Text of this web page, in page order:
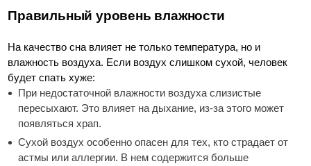
Правильный уровень влажности
На качество сна влияет не только температура, но и
влажность воздуха. Если воздух слишком сухой, человек
будет спать хуже:
При недостаточной влажности воздуха слизистые
пересыхают. Это влияет на дыхание, из-за этого может
появляться храп.
Сухой воздух особенно опасен для тех, кто страдает от
астмы или аллергии. В нем содержится больше